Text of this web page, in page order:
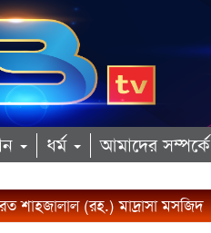
ধর্ম আমাদের সম্পর্কে
শাহজালাল (রহ.) মাদ্রাসা মসজিদ